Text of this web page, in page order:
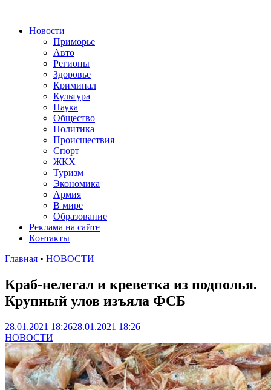
Новости
Приморье
Авто
Регионы
Здоровье
Криминал
Культура
Наука
Общество
Политика
Происшествия
Спорт
ЖКХ
Туризм
Экономика
Армия
В мире
Образование
Реклама на сайте
Контакты
Главная • НОВОСТИ
Краб-нелегал и креветка из подполья.
Крупный улов изъяла ФСБ
28.01.2021 18:2628.01.2021 18:26
НОВОСТИ